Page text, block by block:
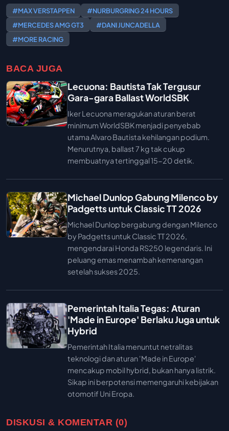
#MAX VERSTAPPEN
#NURBURGRING 24 HOURS
#MERCEDES AMG GT3
#DANI JUNCADELLA
#MORE RACING
BACA JUGA
Lecuona: Bautista Tak Tergusur
Gara-gara Ballast WorldSBK
Iker Lecuona meragukan aturan berat
minimum WorldSBK menjadi penyebab
utama Alvaro Bautista kehilangan podium.
Menurutnya, ballast 7 kg tak cukup
membuatnya tertinggal 15-20 detik.
Michael Dunlop Gabung Milenco by
Padgetts untuk Classic TT 2026
Michael Dunlop bergabung dengan Milenco
by Padgetts untuk Classic TT 2026,
mengendarai Honda RS250 legendaris. Ini
peluang emas menambah kemenangan
setelah sukses 2025.
Pemerintah Italia Tegas: Aturan
'Made in Europe' Berlaku Juga untuk
Hybrid
Pemerintah Italia menuntut netralitas
teknologi dan aturan 'Made in Europe'
mencakup mobil hybrid, bukan hanya listrik.
Sikap ini berpotensi memengaruhi kebijakan
otomotif Uni Eropa.
DISKUSI & KOMENTAR (0)